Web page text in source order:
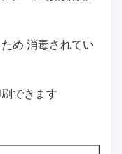
め 消毒されてい
できます